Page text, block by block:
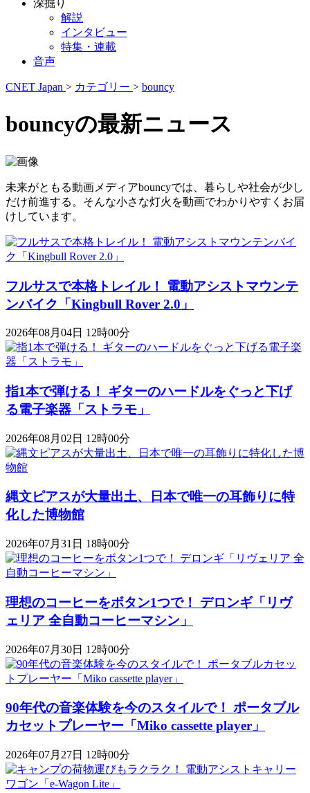
深掘り
解説
インタビュー
特集・連載
音声
CNET Japan > カテゴリー > bouncy
bouncyの最新ニュース
未来がともる動画メディアbouncyでは、暮らしや社会が少し
だけ前進する。そんな小さな灯火を動画でわかりやすくお届
けしています。
フルサスで本格トレイル！ 電動アシストマウンテ
ンバイク「Kingbull Rover 2.0」
2026年08月04日 12時00分
指1本で弾ける！ ギターのハードルをぐっと下げ
る電子楽器「ストラモ」
2026年08月02日 12時00分
縄文ピアスが大量出土、日本で唯一の耳飾りに特
化した博物館
2026年07月31日 18時00分
理想のコーヒーをボタン1つで！ デロンギ「リヴ
ェリア 全自動コーヒーマシン」
2026年07月30日 12時00分
90年代の音楽体験を今のスタイルで！ ポータブル
カセットプレーヤー「Miko cassette player」
2026年07月27日 12時00分